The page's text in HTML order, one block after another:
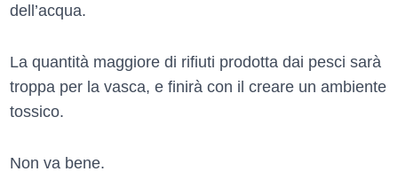
dell’acqua.
La quantità maggiore di rifiuti prodotta dai pesci sarà
troppa per la vasca, e finirà con il creare un ambiente
tossico.
Non va bene.